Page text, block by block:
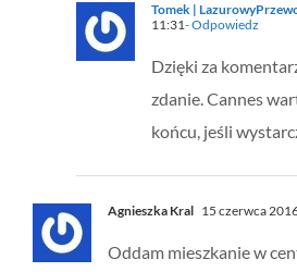
Tomek |
11:31- Odpowiedz
Dzięki za
zdanie. Cannes
końcu, jeśli
Agnieszka Kral 15 czerwca
Oddam mieszkanie w